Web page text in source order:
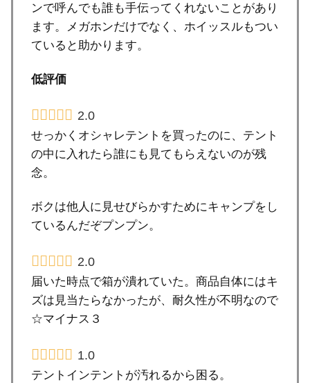
ンで呼んでも誰も手伝ってくれないことがあり
ます。メガホンだけでなく、ホイッスルもつい
ていると助かります。
低評価
2.0
せっかくオシャレテントを買ったのに、テント
の中に入れたら誰にも見てもらえないのが残
念。
ボクは他人に見せびらかすためにキャンプをし
ているんだぞプンプン。
2.0
届いた時点で箱が潰れていた。商品自体にはキ
ズは見当たらなかったが、耐久性が不明なので
☆マイナス３
1.0
テントインテントが汚れるから困る。